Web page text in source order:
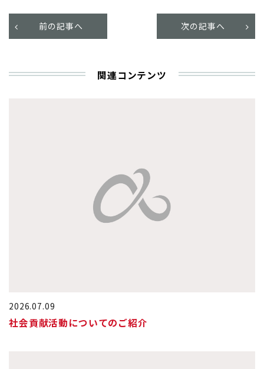
前の記事へ 次の記事へ
関連コンテンツ
2026.07.09
社会貢献活動についてのご紹介